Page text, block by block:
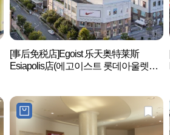
[事后免税店]Egoist 乐天奥特莱斯
Esiapolis店(에고이스트 롯데아울렛이